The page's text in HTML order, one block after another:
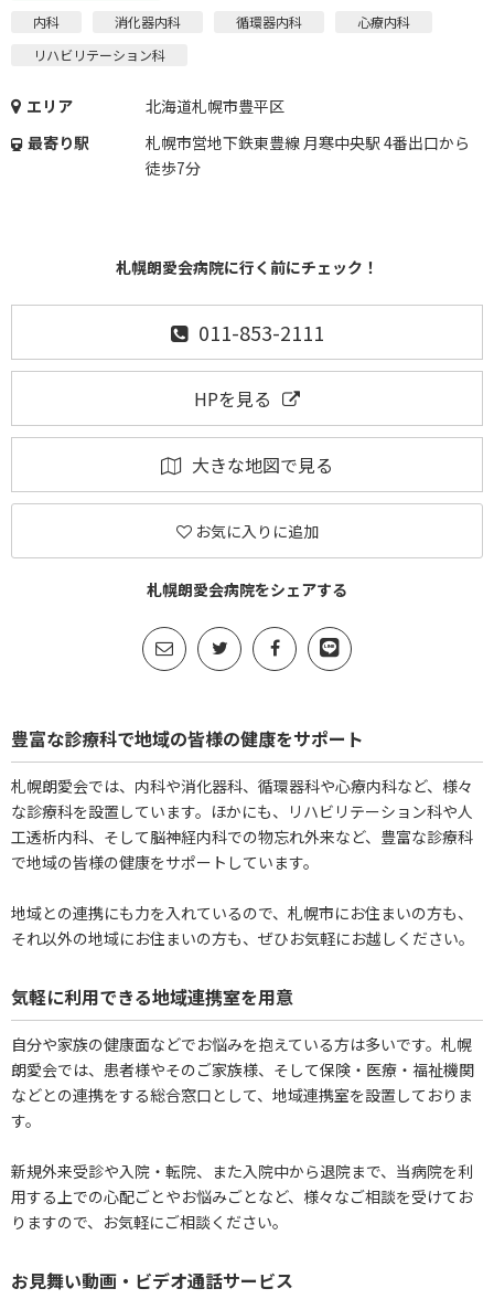
内科 消化器内科 循環器内科
心療内科
リハビリテーション科
エリア
北海道札幌市豊平区
最寄り駅
札幌市営地下鉄東豊線 月寒中央駅 4番出口から
徒歩7分
札幌朗愛会病院に行く前にチェック！
011-853-2111
HPを見る
大きな地図で見る
お気に入りに追加
札幌朗愛会病院をシェアする
豊富な診療科で地域の皆様の健康をサポート
札幌朗愛会では、内科や消化器科、循環器科や心療内科など、様々
な診療科を設置しています。ほかにも、リハビリテーション科や人
工透析内科、そして脳神経内科での物忘れ外来など、豊富な診療科
で地域の皆様の健康をサポートしています。
地域との連携にも力を入れているので、札幌市にお住まいの方も、
それ以外の地域にお住まいの方も、ぜひお気軽にお越しください。
気軽に利用できる地域連携室を用意
自分や家族の健康面などでお悩みを抱えている方は多いです。札幌
朗愛会では、患者様やそのご家族様、そして保険・医療・福祉機関
などとの連携をする総合窓口として、地域連携室を設置しておりま
す。
新規外来受診や入院・転院、また入院中から退院まで、当病院を利
用する上での心配ごとやお悩みごとなど、様々なご相談を受けてお
りますので、お気軽にご相談ください。
お見舞い動画・ビデオ通話サービス